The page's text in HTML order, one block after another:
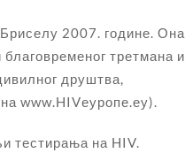
2007. године. Она
третмана и
друштва,
www.HIVеуропе.еу).
тестирања на HIV.